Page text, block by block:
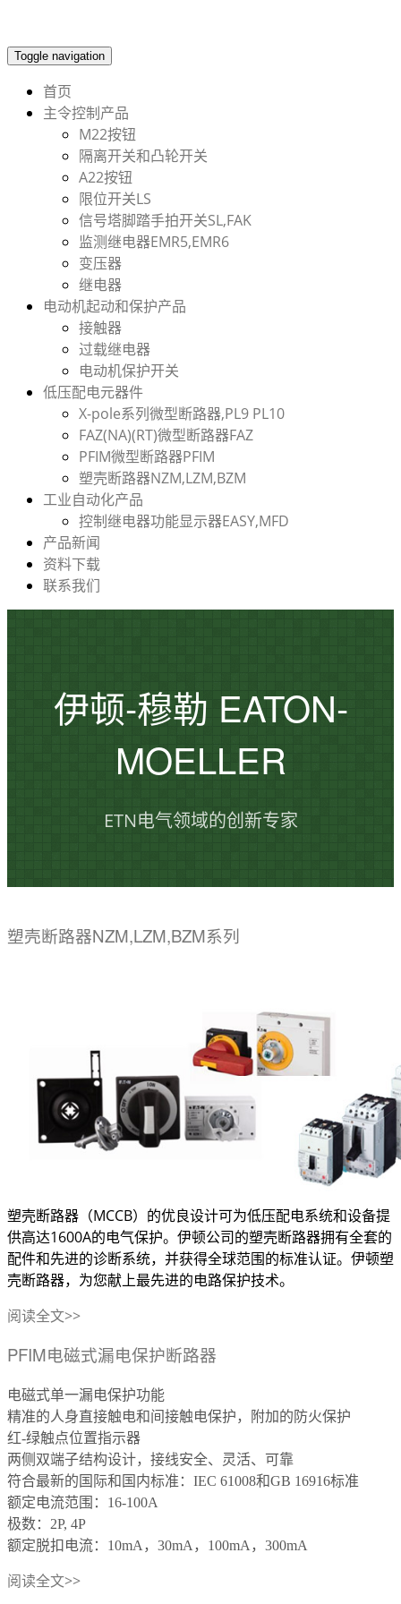
Toggle navigation
首页
主令控制产品
M22按钮
隔离开关和凸轮开关
A22按钮
限位开关LS
信号塔脚踏手拍开关SL,FAK
监测继电器EMR5,EMR6
变压器
继电器
电动机起动和保护产品
接触器
过载继电器
电动机保护开关
低压配电元器件
X-pole系列微型断路器,PL9 PL10
FAZ(NA)(RT)微型断路器FAZ
PFIM微型断路器PFIM
塑壳断路器NZM,LZM,BZM
工业自动化产品
控制继电器功能显示器EASY,MFD
产品新闻
资料下载
联系我们
伊顿-穆勒 EATON-
MOELLER
ETN电气领域的创新专家
塑壳断路器NZM,LZM,BZM系列
塑壳断路器（MCCB）的优良设计可为低压配电系统和设备提
供高达1600A的电气保护。伊顿公司的塑壳断路器拥有全套的
配件和先进的诊断系统，并获得全球范围的标准认证。伊顿塑
壳断路器，为您献上最先进的电路保护技术。
阅读全文>>
PFIM电磁式漏电保护断路器
电磁式单一漏电保护功能
精准的人身直接触电和间接触电保护，附加的防火保护
红-绿触点位置指示器
两侧双端子结构设计，接线安全、灵活、可靠
符合最新的国际和国内标准：IEC 61008和GB 16916标准
额定电流范围：16-100A
极数：2P, 4P
额定脱扣电流：10mA，30mA，100mA，300mA
阅读全文>>